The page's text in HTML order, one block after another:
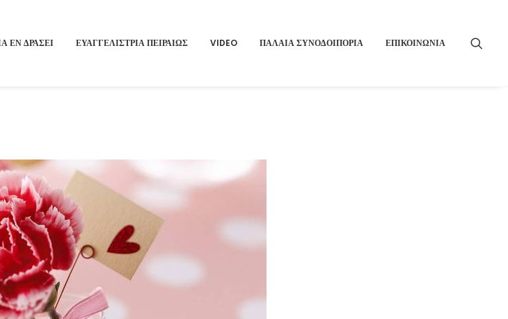
ΕΝ ΔΡΑΣΕΙ ΕΥΑΓΓΕΛΙΣΤΡΙΑ ΠΕΙΡΑΙΏΣ VIDEO ΠΑΛΑΙΑ ΣΥΝΟΔΟΙΠΟΡΙΑ ΕΠΙΚΟΙΝΩΝΙΑ